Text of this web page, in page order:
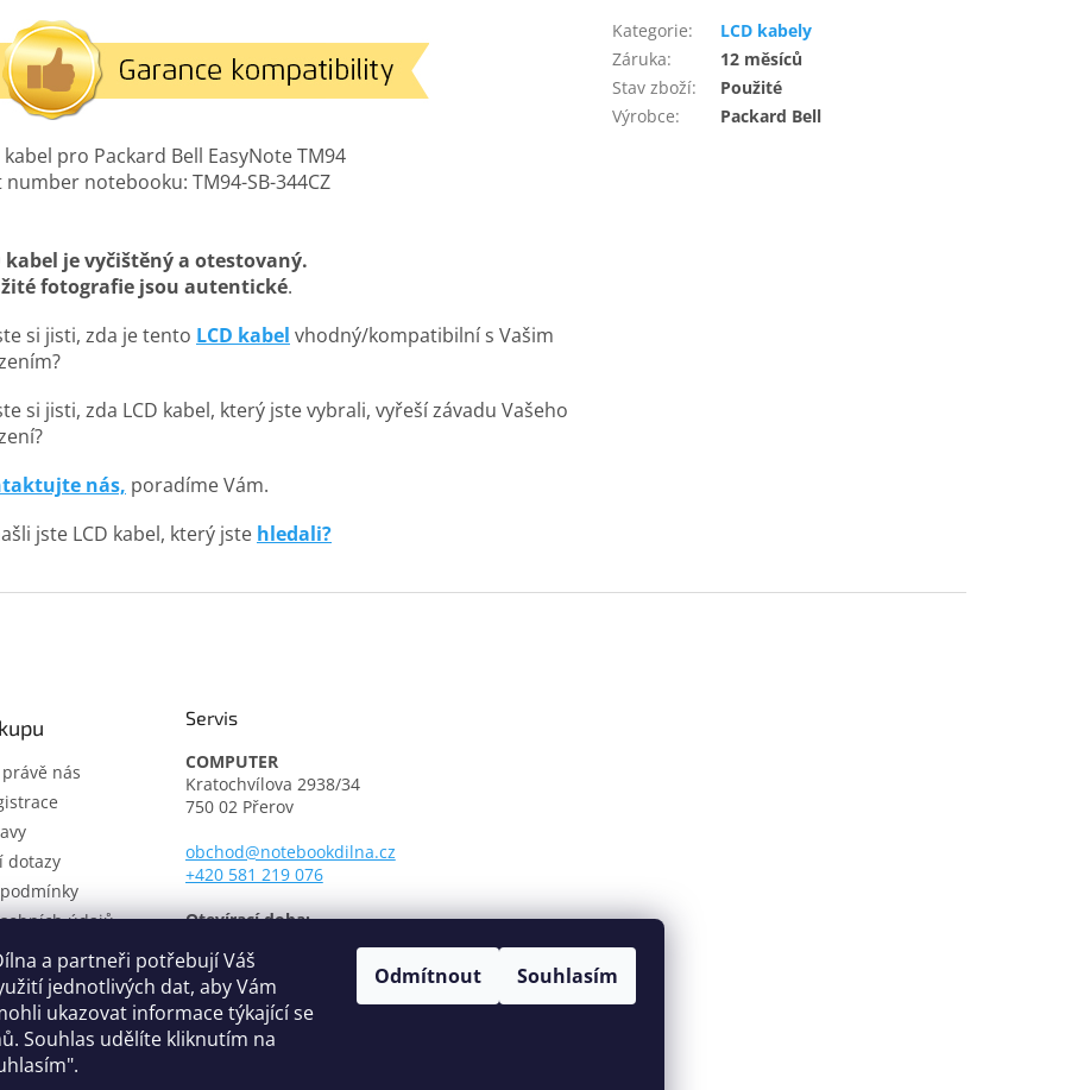
a partneři potřebují Váš
jednotlivých dat, aby Vám
ukazovat informace týkající se
Souhlas udělíte kliknutím na
Odmítnout Souhlasím
kabel pro Packard Bell EasyNote TM94
number notebooku: TM94-SB-344CZ
kabel je vyčištěný a otestovaný.
fotografie jsou autentické.
si jisti, zda je tento LCD kabel vhodný/kompatibilní s Vašim
si jisti, zda LCD kabel, který jste vybrali, vyřeší závadu Vašeho
nás, poradíme Vám.
jste LCD kabel, který jste hledali?
Kategorie:
LCD kabely
Záruka:
12 měsíců
Stav zboží:
Použité
Výrobce: Packard Bell
nás
dotazy
údajů
řád
Servis
COMPUTER
Kratochvílova 2938/34
750 02 Přerov
obchod@notebookdilna.cz
+420 581 219 076
Otevírací doba:
Pondělí - Pátek: 9.00 - 17.00